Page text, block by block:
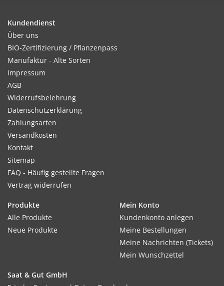
Kundendienst
Über uns
BIO-Zertifizierung / Pflanzenpass
Manufaktur - Alte Sorten
Impressum
AGB
Widerrufsbelehrung
Datenschutzerklärung
Zahlungsarten
Versandkosten
Kontakt
Sitemap
FAQ - Häufig gestellte Fragen
Vertrag widerrufen
Produkte
Alle Produkte
Neue Produkte
Mein Konto
Kundenkonto anlegen
Meine Bestellungen
Meine Nachrichten (Tickets)
Mein Wunschzettel
Saat & Gut GmbH